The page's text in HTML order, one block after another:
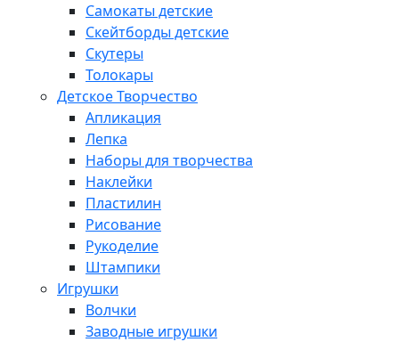
Самокаты детские
Скейтборды детские
Скутеры
Толокары
Детское Творчество
Апликация
Лепка
Наборы для творчества
Наклейки
Пластилин
Рисование
Рукоделие
Штампики
Игрушки
Волчки
Заводные игрушки